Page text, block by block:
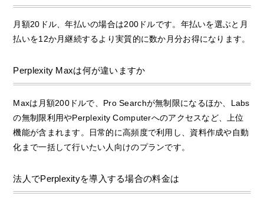
月額20ドル、年払いの場合は200ドルです。年払いを選ぶと月
払いを12か月継続するより実質的に数か月分お得になります。
Perplexity Maxは何が違いますか
Maxは月額200ドルで、Pro Searchが無制限になるほか、Labs
の無制限利用やPerplexity Computerへのアクセスなど、上位
機能が含まれます。日常的に高頻度で利用し、資料作成や自動
化まで一括して行いたい人向けのプランです。
法人でPerplexityを導入する場合の料金は